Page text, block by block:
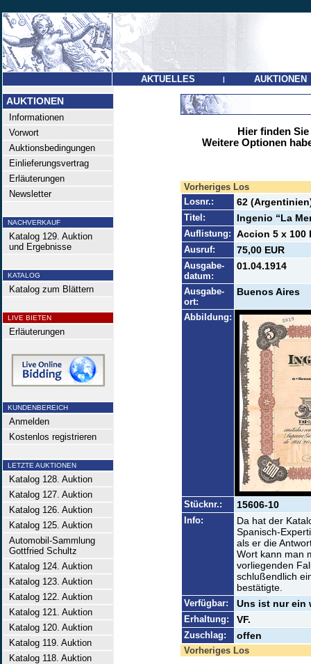
AKTUELLES | AUKTIONEN
AUKTIONEN
Informationen
Vorwort
Auktionsbedingungen
Einlieferungsvertrag
Erläuterungen
Newsletter
NACHVERKAUF
Katalog 129. Auktion
und Ergebnisse
KATALOG
Katalog zum Blättern
LIVE BIETEN
Erläuterungen
KUNDENBEREICH
Anmelden
Kostenlos registrieren
LETZTE AUKTIONEN
Katalog 128. Auktion
Katalog 127. Auktion
Katalog 126. Auktion
Katalog 125. Auktion
Automobil-Sammlung
Gottfried Schultz
Katalog 124. Auktion
Katalog 123. Auktion
Katalog 122. Auktion
Katalog 121. Auktion
Katalog 120. Auktion
Katalog 119. Auktion
Katalog 118. Auktion
Hier finden
Weitere Optionen
Vorheriges Los
Losnr.:
62
Titel: Ingenio “La
Auflistung: Accion 5 x 100
Ausruf: 75,00 EUR
Ausgabe-
datum:
01.04.1914
Ausgabe-
ort:
Buenos Aires
Abbildung:
Stücknr.: 15606-10
Info:
Da hat der
Spanisch-
als er die
Wort kann man
vorliegenden
schlußendlich
bestätigte.
Verfügbar: Uns ist nur ein
Erhaltung: VF.
Zuschlag: offen
Vorheriges Los